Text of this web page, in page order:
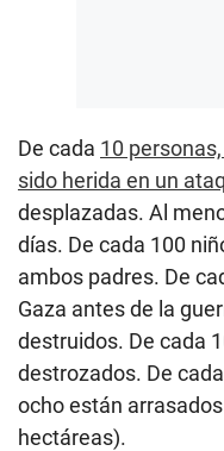
De cada 10
sido herida en un
desplazadas. Al
días. De cada 100
ambos padres. De
Gaza antes de la
destruidos. De cada
destrozados. De
ocho están
hectáreas).